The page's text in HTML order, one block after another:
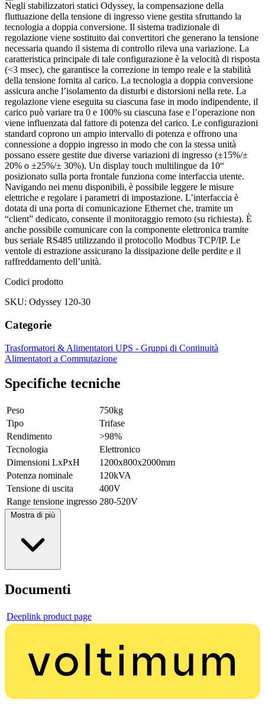
Negli stabilizzatori statici Odyssey, la compensazione della
fluttuazione della tensione di ingresso viene gestita sfruttando la
tecnologia a doppia conversione. Il sistema tradizionale di
regolazione viene sostituito dai convertitori che generano la tensione
necessaria quando il sistema di controllo rileva una variazione. La
caratteristica principale di tale configurazione è la velocità di risposta
(<3 msec), che garantisce la correzione in tempo reale e la stabilità
della tensione fornita al carico. La tecnologia a doppia conversione
assicura anche l’isolamento da disturbi e distorsioni nella rete. La
regolazione viene eseguita su ciascuna fase in modo indipendente, il
carico può variare tra 0 e 100% su ciascuna fase e l’operazione non
viene influenzata dal fattore di potenza del carico. Le configurazioni
standard coprono un ampio intervallo di potenza e offrono una
connessione a doppio ingresso in modo che con la stessa unità
possano essere gestite due diverse variazioni di ingresso (±15%/±
20% o ±25%/± 30%). Un display touch multilingue da 10“
posizionato sulla porta frontale funziona come interfaccia utente.
Navigando nei menu disponibili, è possibile leggere le misure
elettriche e regolare i parametri di impostazione. L’interfaccia è
dotata di una porta di comunicazione Ethernet che, tramite un
“client” dedicato, consente il monitoraggio remoto (su richiesta). È
anche possibile comunicare con la componente elettronica tramite
bus seriale RS485 utilizzando il protocollo Modbus TCP/IP. Le
ventole di estrazione assicurano la dissipazione delle perdite e il
raffreddamento dell’unità.
Codici prodotto
SKU: Odyssey 120-30
Categorie
Trasformatori & Alimentatori UPS - Gruppi di Continuità
Alimentatori a Commutazione
Specifiche tecniche
Peso
750kg
Tipo
Trifase
Rendimento
>98%
Tecnologia
Elettronico
Dimensioni LxPxH
1200x800x2000mm
Potenza nominale
120kVA
Tensione di uscita
400V
Range tensione ingresso 280-520V
Mostra di più
Documenti
Deeplink product page